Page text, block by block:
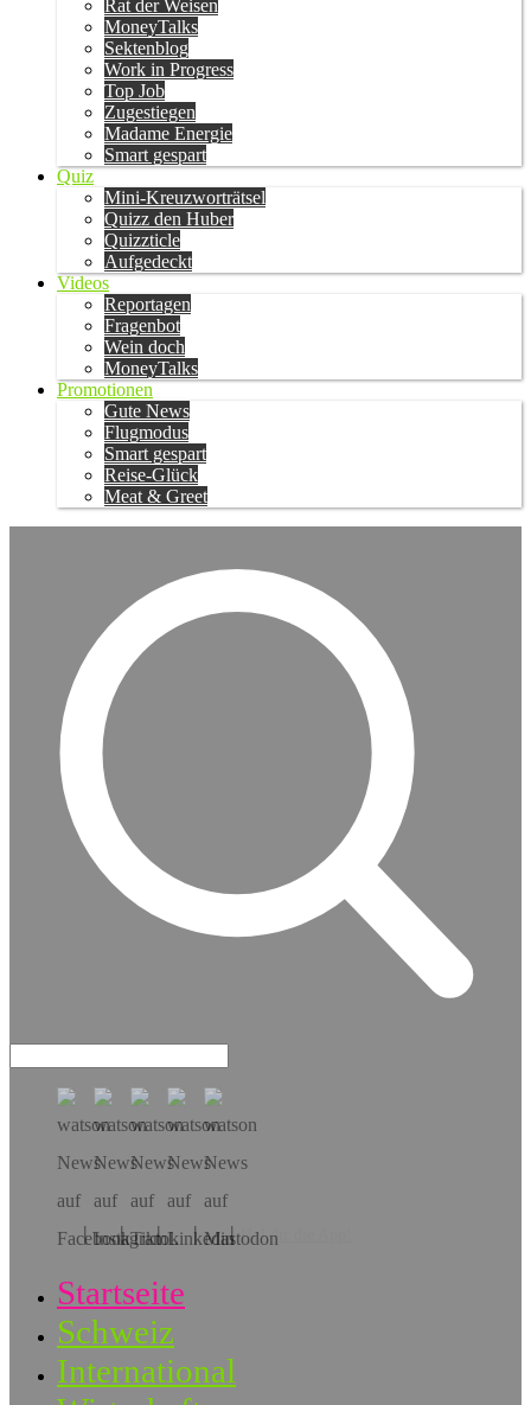
Rat der Weisen
MoneyTalks
Sektenblog
Work in Progress
Top Job
Zugestiegen
Madame Energie
Smart gespart
Quiz
Mini-Kreuzworträtsel
Quizz den Huber
Quizzticle
Aufgedeckt
Videos
Reportagen
Fragenbot
Wein doch
MoneyTalks
Promotionen
Gute News
Flugmodus
Smart gespart
Reise-Glück
Meat & Greet
Hol dir die App!
Startseite
Schweiz
International